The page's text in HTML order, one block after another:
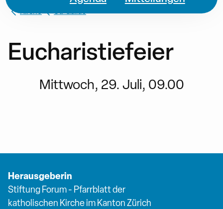
Kirche St. Gallus
Eucharistiefeier
Mittwoch, 29. Juli, 09.00
Herausgeberin
Stiftung Forum - Pfarrblatt der
katholischen Kirche im Kanton Zürich